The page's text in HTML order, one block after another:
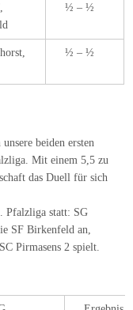
½ – ½
½ – ½
beiden ersten
Mit einem 5,5 zu
das Duell für sich
Pfalzliga statt: SG
SF Birkenfeld an,
Pirmasens 2 spielt.